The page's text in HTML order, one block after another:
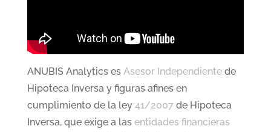
ANUBIS Analytics es Asesor Independientede
Hipoteca Inversa y figuras afines en
cumplimiento de la ley 41/2007 de Hipoteca
Inversa, que exige a las entidades financieras